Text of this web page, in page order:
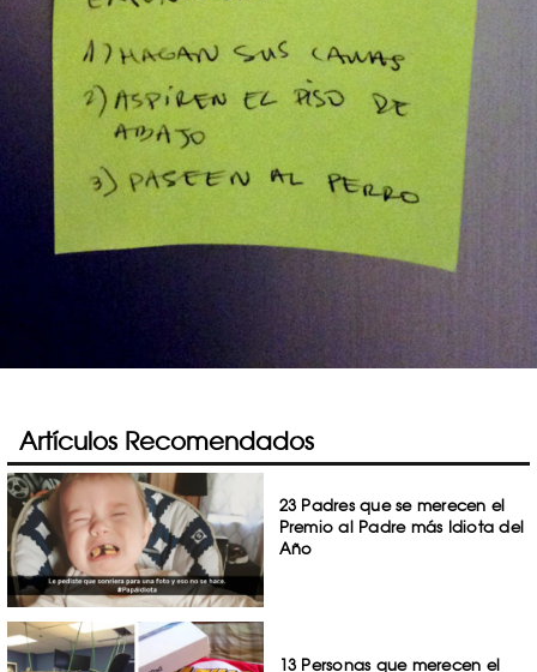
Artículos Recomendados
23 Padres que se merecen el
Premio al Padre más Idiota del
Año
13 Personas que merecen el